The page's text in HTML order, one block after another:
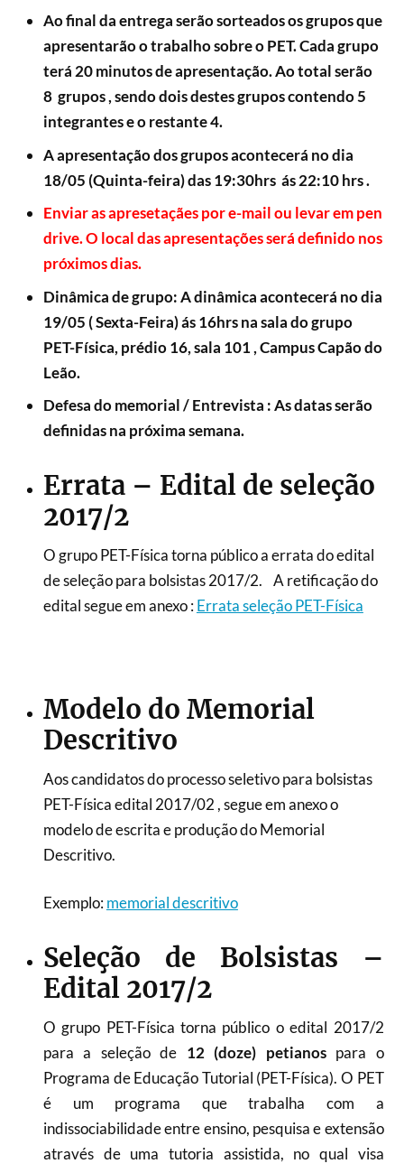
Ao final da entrega serão sorteados os grupos que
apresentarão o trabalho sobre o PET. Cada grupo
terá 20 minutos de apresentação. Ao total serão
8 grupos , sendo dois destes grupos contendo 5
integrantes e o restante 4.
A apresentação dos grupos acontecerá no dia
18/05 (Quinta-feira) das 19:30hrs ás 22:10 hrs .
Enviar as apresetaçães por e-mail ou levar em pen
drive. O local das apresentações será definido nos
próximos dias.
Dinâmica de grupo: A dinâmica acontecerá no dia
19/05 ( Sexta-Feira) ás 16hrs na sala do grupo
PET-Física, prédio 16, sala 101 ,Campus Capão do
Leão.
Defesa do memorial / Entrevista : As datas serão
definidas na próxima semana.
Errata – Edital de seleção
2017/2
O grupo PET-Física torna público a errata do edital
de seleção para bolsistas 2017/2. A retificação do
edital segue em anexo :Errata seleção PET-Física
Modelo do Memorial
Descritivo
Aos candidatos do processo seletivo para bolsistas
PET-Física edital 2017/02 , segue em anexo o
modelo de escrita e produção do Memorial
Descritivo.
Exemplo:memorial descritivo
Seleção de Bolsistas –
Edital 2017/2
O grupo PET-Física torna público o edital 2017/2
para a seleção de 12 (doze) petianospara o
Programa de Educação Tutorial (PET-Física). O PET
é um programa que trabalha com a
indissociabilidade entre ensino, pesquisa e extensão
através de uma tutoria assistida, no qual visa